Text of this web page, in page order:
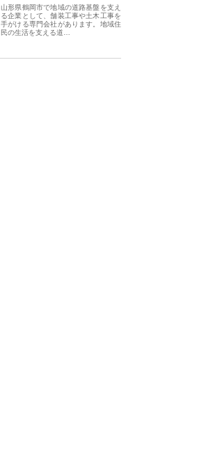
山形県鶴岡市で地域の道路基盤を支え
る企業として、舗装工事や土木工事を
手がける専門会社があります。地域住
民の生活を支える道…